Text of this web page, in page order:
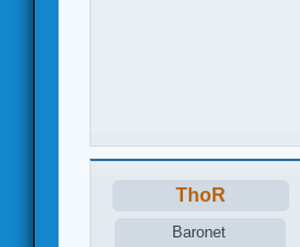
ThoR
Baronet